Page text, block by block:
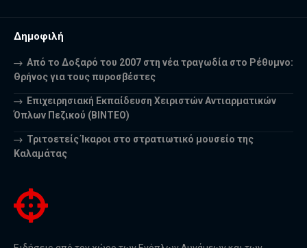
Δημοφιλή
Από το Δοξαρό του 2007 στη νέα τραγωδία στο Ρέθυμνο:
Θρήνος για τους πυροσβέστες
Επιχειρησιακή Εκπαίδευση Χειριστών Αντιαρματικών
Όπλων Πεζικού (ΒΙΝΤΕΟ)
Τριτοετείς Ίκαροι στο στρατιωτικό μουσείο της
Καλαμάτας